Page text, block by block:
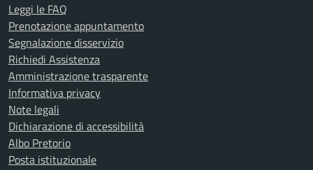
Leggi le FAQ
Prenotazione appuntamento
Segnalazione disservizio
Richiedi Assistenza
Amministrazione trasparente
Informativa privacy
Note legali
Dichiarazione di accessibilità
Albo Pretorio
Posta istituzionale